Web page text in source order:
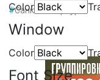
Color
Window
Color
Font Size
#Санкт-Петербург